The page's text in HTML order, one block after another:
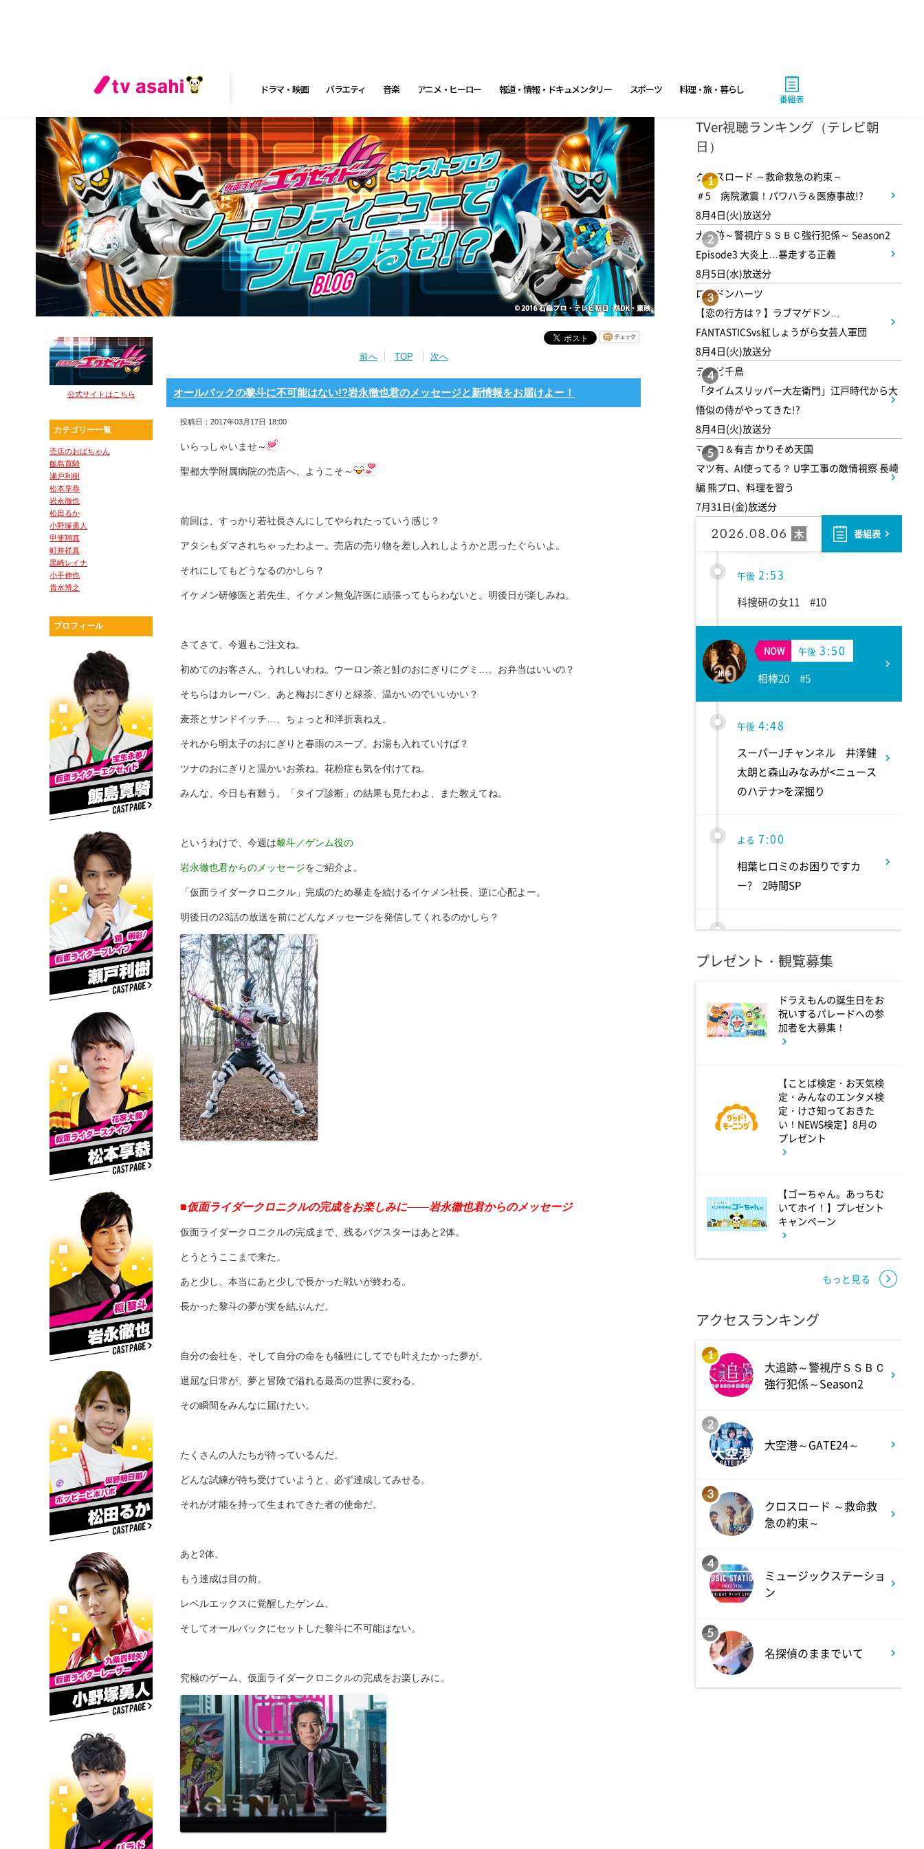
ドラマ・映画 バラエティ 音楽 アニメ・ヒーロー 報道・情報・ドキュメンタリー スポーツ 料理・旅・暮らし
番組表
公式サイトはこちら
カテゴリー一覧
売店のおばちゃん
飯島寛騎
瀬戸利樹
松本享恭
岩永徹也
松田るか
小野塚勇人
甲斐翔真
町井祥真
黒崎レイナ
小手伸也
貴水博之
プロフィール
前へ TOP 次へ
オールバックの黎斗に不可能はない!?岩永徹也君のメッセージと新情報をお届けよー！
投稿日：2017年03月17日 18:00
いらっしゃいませ～
聖都大学附属病院の売店へ、ようこそ～
前回は、すっかり若社長さんにしてやられたっていう感じ？
アタシもダマされちゃったわよー。売店の売り物を差し入れしようかと思ったぐらいよ。
それにしてもどうなるのかしら？
イケメン研修医と若先生、イケメン無免許医に頑張ってもらわないと。明後日が楽しみね。
さてさて、今週もご注文ね。
初めてのお客さん、うれしいわね。ウーロン茶と鮭のおにぎりにグミ…。お弁当はいいの？
そちらはカレーパン、あと梅おにぎりと緑茶、温かいのでいいかい？
麦茶とサンドイッチ…、ちょっと和洋折衷ねえ。
それから明太子のおにぎりと春雨のスープ、お湯も入れていけば？
ツナのおにぎりと温かいお茶ね、花粉症も気を付けてね。
みんな、今日も有難う。「タイプ診断」の結果も見たわよ、また教えてね。
というわけで、今週は黎斗／ゲンム役の
岩永徹也君からのメッセージをご紹介よ。
「仮面ライダークロニクル」完成のため暴走を続けるイケメン社長、逆に心配よー。
明後日の23話の放送を前にどんなメッセージを発信してくれるのかしら？
■仮面ライダークロニクルの完成をお楽しみに 岩永徹也君からのメッセージ
仮面ライダークロニクルの完成まで、残るバグスターはあと2体。
とうとうここまで来た。
あと少し、本当にあと少しで長かった戦いが終わる。
長かった黎斗の夢が実を結ぶんだ。
自分の会社を、そして自分の命をも犠牲にしてでも叶えたかった夢が。
退屈な日常が、夢と冒険で溢れる最高の世界に変わる。
その瞬間をみんなに届けたい。
たくさんの人たちが待っているんだ。
どんな試練が待ち受けていようと、必ず達成してみせる。
それが才能を持って生まれてきた者の使命だ。
あと2体。
もう達成は目の前。
レベルエックスに覚醒したゲンム。
そしてオールバックにセットした黎斗に不可能はない。
究極のゲーム、仮面ライダークロニクルの完成をお楽しみに。
TVer視聴ランキング（テレビ朝
日）
1
クロスロード ～救命救急の約束～
＃5 病院激震！パワハラ＆医療事故!?
8月4日(火)放送分
2
大追跡～警視庁ＳＳＢＣ強行犯係～ Season2
Episode3 大炎上…暴走する正義
8月5日(水)放送分
3
ロンドンハーツ
【恋の行方は？】ラブマゲドン…
FANTASTICSvs紅しょうがら女芸人軍団
8月4日(火)放送分
4
テレビ千鳥
「タイムスリッパー大左衛門」江戸時代から大
悟似の侍がやってきた!?
8月4日(火)放送分
5
マツコ＆有吉 かりそめ天国
マツ有、AI使ってる？ U字工事の敵情視察 長崎
編 熊プロ、料理を習う
7月31日(金)放送分
2026.08.06 木 番組表
午前 10:10
大下容子ワイド!スクランブル
午後 1:00
徹子の部屋 高橋文哉
午後 1:30
DAIGOも台所 ～きょうの献
立 何にする?～ 今日はハム
の日!ごちそうに変身
午後 1:45
ANNニュース
午後 1:55
大空港～GATE24～ #2
午後 2:53
科捜研の女11 #10
NOW 午後 3:50
相棒20 #5
午後 4:48
スーパーJチャンネル 井澤健
太朗と森山みなみが<ニュース
のハテナ>を深掘り
よる 7:00
相葉ヒロミのお困りですカ
ー? 2時間SP
よる 9:00
大空港～GATE24～ #3
よる 9:54
報道ステーション
11:10
熱闘甲子園 涙は、強さにな
る。
And One
アメトーーク! CLUB配信で見
見取り図じゃん 【1人で見
て】小声の会…アノ人が退場で
深夜
最新!男女の出会いの場「相席
ラウンジ」に潜入調査!
深夜 1:50
テレ朝サマフェスナビ
深夜 1:52
全力坂
プレゼント・観覧募集
ドラえもんの誕生日をお
祝いするパレードへの参
加者を大募集！
【ことば検定・お天気検
定・みんなのエンタメ検
定・けさ知っておきた
い！NEWS検定】8月の
プレゼント
【ゴーちゃん。あっちむ
いてホイ！】プレゼント
キャンペーン
もっと見る
アクセスランキング
1
大追跡～警視庁ＳＳＢＣ
強行犯係～Season2
2
大空港～GATE24～
3
クロスロード ～救命救
急の約束～
4
ミュージックステーショ
ン
5
名探偵のままでいて